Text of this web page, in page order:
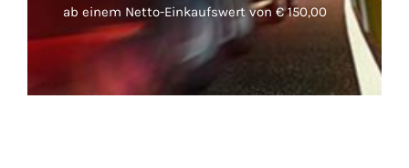
ab einem Netto-Einkaufswert von € 150,00